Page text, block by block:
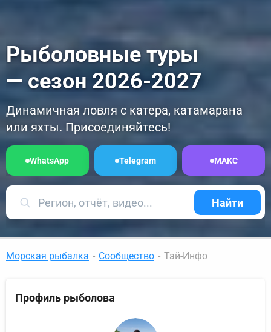
Рыболовные туры
— сезон 2026-2027
Динамичная ловля с катера, катамарана
или яхты. Присоединяйтесь!
WhatsApp Telegram МАКС
Найти
Морская рыбалка - Сообщество - Тай-Инфо
Профиль рыболова